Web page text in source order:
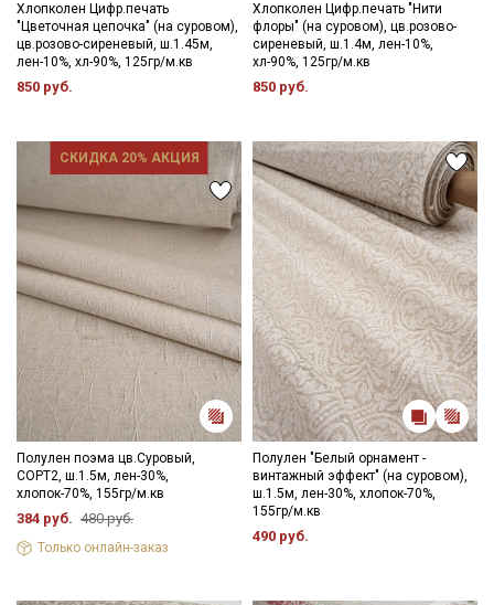
Хлопколен Цифр.печать
"Цветочная цепочка" (на суровом),
цв.розово-сиреневый, ш.1.45м,
лен-10%, хл-90%, 125гр/м.кв
850 руб.
Хлопколен Цифр.печать "Нити
флоры" (на суровом), цв.розово-
сиреневый, ш.1.4м, лен-10%,
хл-90%, 125гр/м.кв
850 руб.
СКИДКА 20% АКЦИЯ
Полулен поэма цв.Суровый,
СОРТ2, ш.1.5м, лен-30%,
хлопок-70%, 155гр/м.кв
384 руб. 480 руб.
Только онлайн-заказ
Полулен "Белый орнамент -
винтажный эффект" (на суровом),
ш.1.5м, лен-30%, хлопок-70%,
155гр/м.кв
490 руб.